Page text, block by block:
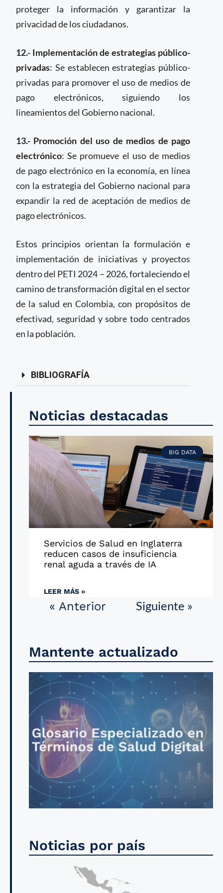
proteger la información y garantizar la
privacidad de los ciudadanos.
12.- Implementación de estrategias público-
privadas: Se establecen estrategias público-
privadas para promover el uso de medios de
pago electrónicos, siguiendo los
lineamientos del Gobierno nacional.
13.- Promoción del uso de medios de pago
electrónico: Se promueve el uso de medios
de pago electrónico en la economía, en línea
con la estrategia del Gobierno nacional para
expandir la red de aceptación de medios de
pago electrónicos.
Estos principios orientan la formulación e
implementación de iniciativas y proyectos
dentro del PETI 2024 – 2026, fortaleciendo el
camino de transformación digital en el sector
de la salud en Colombia, con propósitos de
efectivad, seguridad y sobre todo centrados
en la población.
BIBLIOGRAFÍA
Noticias destacadas
BIG DATA
Servicios de Salud en Inglaterra
reducen casos de insuficiencia
renal aguda a través de IA
LEER MÁS »
« Anterior Siguiente »
Mantente actualizado
Noticias por país